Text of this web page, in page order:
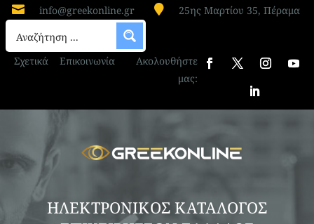
 info@greekonline.gr  25ης Μαρτίου 35, Πέραμα
Σχετικά Επικοινωνία
Ακολουθήστε
μας:
ΗΛΕΚΤΡΟΝΙΚΟΣ ΚΑΤΑΛΟΓΟΣ